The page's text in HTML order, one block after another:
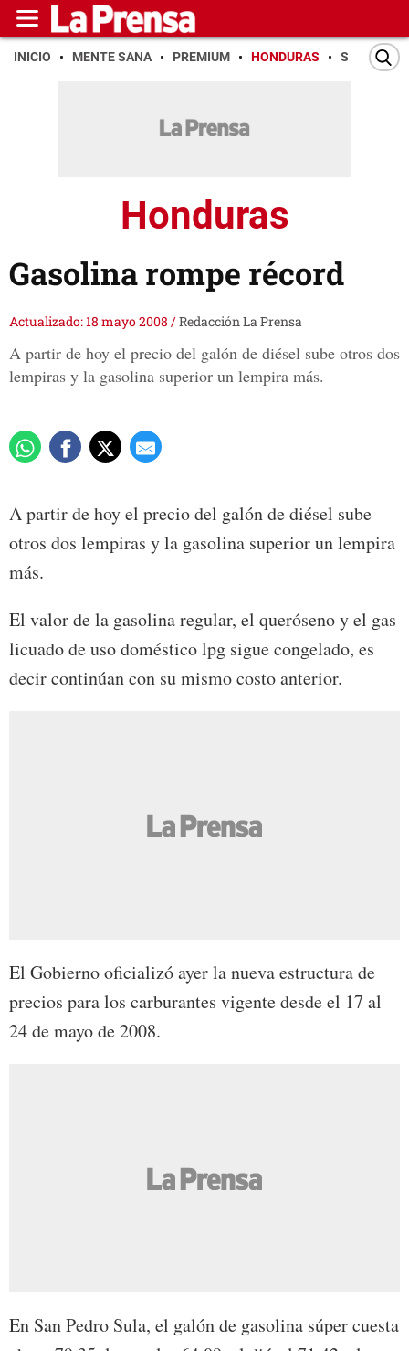
INICIO MENTE SANA PREMIUM HONDURAS SAN PEDRO
Honduras
Gasolina rompe récord
Actualizado: 18 mayo 2008 /Redacción La Prensa
A partir de hoy el precio del galón de diésel sube otros dos
lempiras y la gasolina superior un lempira más.
A partir de hoy el precio del galón de diésel sube
otros dos lempiras y la gasolina superior un lempira
más.
El valor de la gasolina regular, el queróseno y el gas
licuado de uso doméstico lpg sigue congelado, es
decir continúan con su mismo costo anterior.
El Gobierno oficializó ayer la nueva estructura de
precios para los carburantes vigente desde el 17 al
24 de mayo de 2008.
En San Pedro Sula, el galón de gasolina súper cuesta